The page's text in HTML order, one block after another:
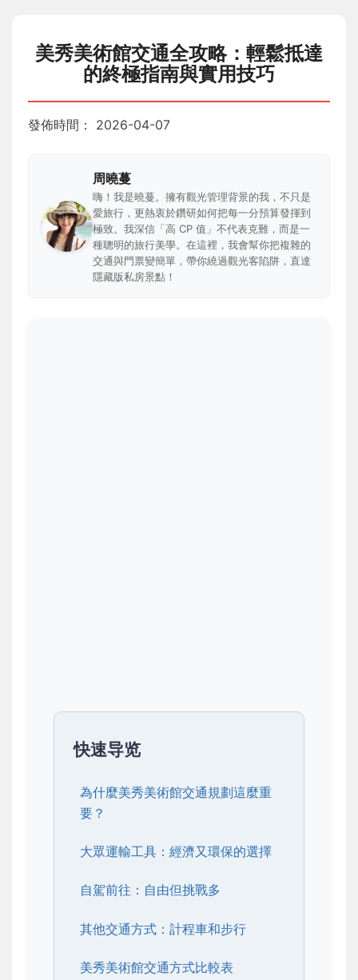
美秀美術館交通全攻略：輕鬆抵達
的終極指南與實用技巧
發佈時間： 2026-04-07
周曉蔓
嗨！我是曉蔓。擁有觀光管理背景的我，不只是
愛旅行，更熱衷於鑽研如何把每一分預算發揮到
極致。我深信「高 CP 值」不代表克難，而是一
種聰明的旅行美學。在這裡，我會幫你把複雜的
交通與門票變簡單，帶你繞過觀光客陷阱，直達
隱藏版私房景點！
快速导览
為什麼美秀美術館交通規劃這麼重
要？
大眾運輸工具：經濟又環保的選擇
自駕前往：自由但挑戰多
其他交通方式：計程車和步行
美秀美術館交通方式比較表